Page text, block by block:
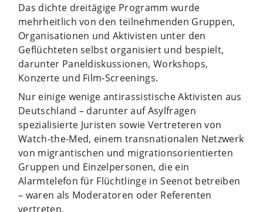
Das dichte dreitägige Programm wurde
mehrheitlich von den teilnehmenden Gruppen,
Organisationen und Aktivisten unter den
Geflüchteten selbst organisiert und bespielt,
darunter Paneldiskussionen, Workshops,
Konzerte und Film-Screenings.
Nur einige wenige antirassistische Aktivisten aus
Deutschland – darunter auf Asylfragen
spezialisierte Juristen sowie Vertreteren von
Watch-the-Med, einem transnationalen Netzwerk
von migrantischen und migrationsorientierten
Gruppen und Einzelpersonen, die ein
Alarmtelefon für Flüchtlinge in Seenot betreiben
– waren als Moderatoren oder Referenten
vertreten.